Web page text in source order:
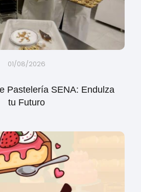
01/08/2026
Pastelería SENA: Endulza
tu Futuro